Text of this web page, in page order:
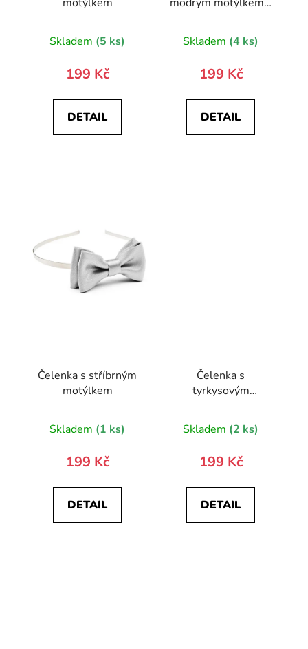
Skladem (5 ks)
199 Kč
DETAIL
Skladem (4 ks)
199 Kč
DETAIL
Čelenka s stříbrným
motýlkem
Skladem (1 ks)
199 Kč
DETAIL
Čelenka s
tyrkysovým
Skladem (2 ks)
199 Kč
DETAIL